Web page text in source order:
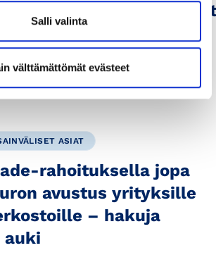
Salli valinta
välttämättömät evästeet
Pitchaa ratkaisusi
Euroopassa ja EU:n
kannattaa...
ASIAT
rahoituksella jopa
avustus yrityksille
– hakuja
auki